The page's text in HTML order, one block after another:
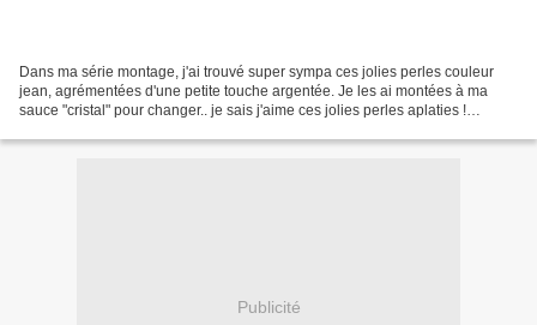
Dans ma série montage, j'ai trouvé super sympa ces jolies perles couleur
jean, agrémentées d'une petite touche argentée. Je les ai montées à ma
sauce "cristal" pour changer.. je sais j'aime ces jolies perles aplaties !
Publicité